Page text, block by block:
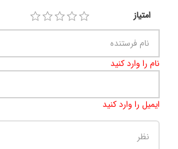
امتیاز
نام را وارد کنید
ایمیل را وارد کنید